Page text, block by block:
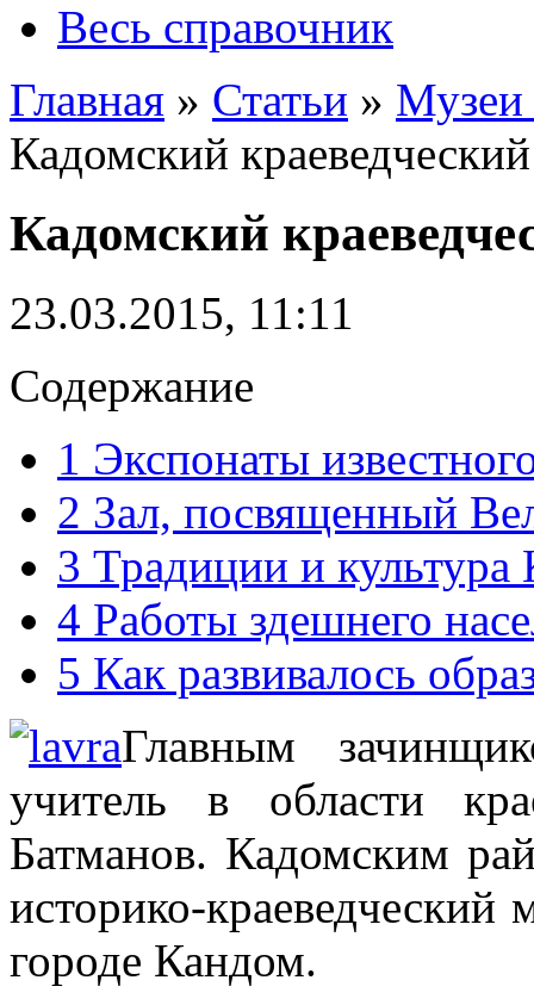
Весь справочник
Главная » Статьи » Музеи
Кадомский
Кадомский
23.03.2015, 11:11
Содержание
1 Экспонаты
2 Зал, посвященный
3 Традиции и культура
4 Работы здешнего
5 Как развивалось
Главным
учитель в области
Батманов. Кадомским
историко-краеведческий
городе Кандом.